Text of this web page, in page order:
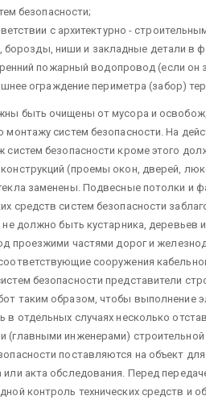
безопасности;
с архитек­турно -
борозды, ниши и закладные детали в
пожарный водопровод (если он
ограждение периметра (забор)
быть очи­щены от мусора и
монтажу систем без­опасности. На
систем безопасности кроме этого
(про­емы окон, дверей,
заменены. Подвесные потолки
средств систем безопасности
должно быть кустарника, деревьев
проезжими частями дорог и
сооружения
безопасно­сти представители
таким образом, чтобы выпол­нение
в отдельных случаях несколько
(главными инже­нерами) строительной
поставляются на объ­ект
или акта об­следования. Перед
контроль технических средств и